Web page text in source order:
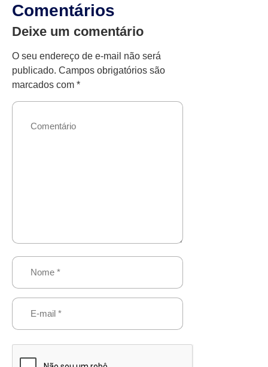
Comentários
Deixe um comentário
O seu endereço de e-mail não será
publicado. Campos obrigatórios são
marcados com *